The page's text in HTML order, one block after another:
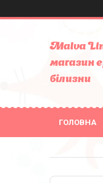
Malva
магазин
білизни
ГОЛОВНА